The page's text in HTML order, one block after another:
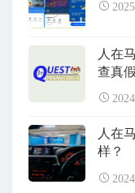
人在
查真
人在
样？